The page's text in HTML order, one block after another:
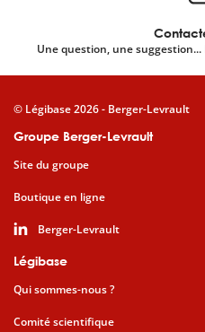
Une question, une
Groupe Berger-Levrault
Site du groupe
Boutique en ligne
Berger-Levrault
Légibase
Qui sommes-nous ?
Comité scientifique
© Légibase 2026 - Berger-Levrault